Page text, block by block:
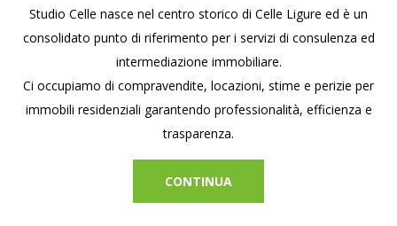
Studio Celle nasce nel centro storico di Celle Ligure ed è un
consolidato punto di riferimento per i servizi di consulenza ed
intermediazione immobiliare.
Ci occupiamo di compravendite, locazioni, stime e perizie per
immobili residenziali garantendo professionalità, efficienza e
trasparenza.
CONTINUA